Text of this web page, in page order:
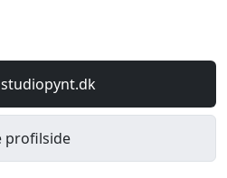
studiopynt.dk
profilside